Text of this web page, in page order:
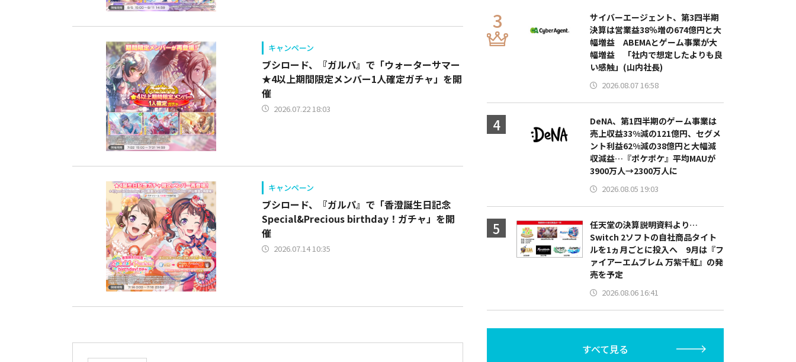
キャンペーン
ブシロード、『ガルパ』で「ウォーターサマー
★4以上期間限定メンバー1人確定ガチャ」を開
催
2026.07.22 18:03
キャンペーン
ブシロード、『ガルパ』で「香澄誕生日記念
Special&Precious birthday！ガチャ」を開
催
2026.07.14 10:35
サイバーエージェント、第3四半期
決算は営業益38％増の674億円と大
幅増益 ABEMAとゲーム事業が大
幅増益 「社内で想定したよりも良
い感触」(山内社長)
2026.08.07 16:58
DeNA、第1四半期のゲーム事業は
売上収益33%減の121億円、セグメ
ント利益62%減の38億円と大幅減
収減益…『ポケポケ』平均MAUが
3900万人→2300万人に
2026.08.05 19:03
任天堂の決算説明資料より…
Switch 2ソフトの自社商品タイト
ルを1ヵ月ごとに投入へ 9月は『フ
ァイアーエムブレム 万紫千紅』の発
売を予定
2026.08.06 16:41
すべて見る